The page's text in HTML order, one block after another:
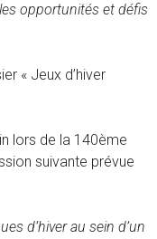
opportunités et défis
« Jeux d’hiver
lors de la 140ème
suivante prévue
d’hiver au sein d’un